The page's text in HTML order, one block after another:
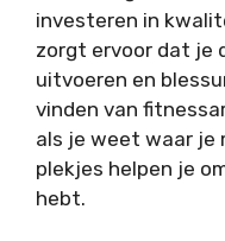
investeren in
zorgt ervoor dat je
uitvoeren en
vinden van
als je weet waar je
plekjes helpen je
hebt.